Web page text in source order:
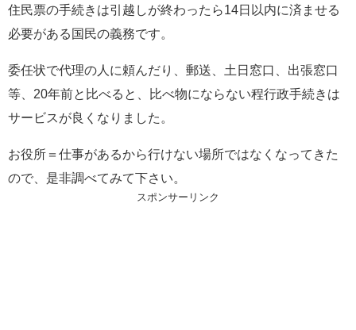
住民票の手続きは引越しが終わったら14日以内に済ませる
必要がある国民の義務です。
委任状で代理の人に頼んだり、郵送、土日窓口、出張窓口
等、20年前と比べると、比べ物にならない程行政手続きは
サービスが良くなりました。
お役所＝仕事があるから行けない場所ではなくなってきた
ので、是非調べてみて下さい。
スポンサーリンク